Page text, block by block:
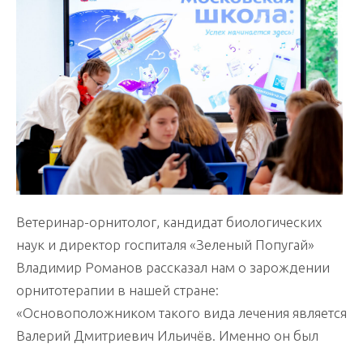
Ветеринар-орнитолог, кандидат биологических
наук и директор госпиталя «Зеленый Попугай»
Владимир Романов рассказал нам о зарождении
орнитотерапии в нашей стране:
«Основоположником такого вида лечения является
Валерий Дмитриевич Ильичёв. Именно он был